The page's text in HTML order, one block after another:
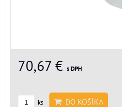
70,67 € s DPH
ks DO KOŠÍKA